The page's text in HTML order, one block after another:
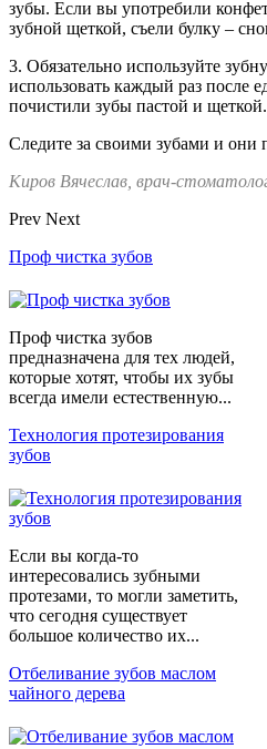
зубы. Если вы употребили
зубной щеткой, съели булку –
3. Обязательно используйте
использовать каждый раз после
почистили зубы пастой и щеткой.
Следите за своими зубами и они
Киров Вячеслав, врач-
Prev Next
Проф чистка зубов
Проф чистка зубов
предназначена для тех людей,
которые хотят, чтобы их зубы
всегда имели естественную...
Технология протезирования
зубов
Если вы когда-то
интересовались зубными
протезами, то могли заметить,
что сегодня существует
большое количество их...
Отбеливание зубов маслом
чайного дерева